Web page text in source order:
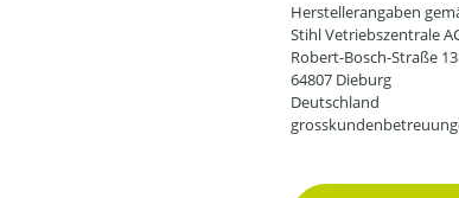
Herstellerangaben
Stihl Vetriebszentrale
Robert-Bosch-Straße 13
64807 Dieburg
Deutschland